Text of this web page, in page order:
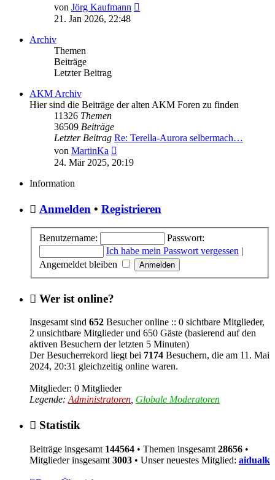
von Jörg Kaufmann
21. Jan 2026, 22:48
Archiv
Themen
Beiträge
Letzter Beitrag
AKM Archiv
Hier sind die Beiträge der alten AKM Foren zu finden
11326 Themen
36509 Beiträge
Letzter Beitrag Re: Terella-Aurora selbermach…
von MartinKa
Beitrag
24. Mär 2025, 20:19
Information
Anmelden • Registrieren
Benutzername:
Passwort:
Ich habe mein Passwort vergessen |
Angemeldet bleiben
Wer ist online?
Insgesamt sind 652 Besucher online :: 0 sichtbare Mitglieder,
2 unsichtbare Mitglieder und 650 Gäste (basierend auf den
aktiven Besuchern der letzten 5 Minuten)
Der Besucherrekord liegt bei 7174 Besuchern, die am 11. Mai
2024, 20:31 gleichzeitig online waren.
Mitglieder: 0 Mitglieder
Legende: Administratoren Globale Moderatoren
Statistik
Beiträge insgesamt 144564 • Themen insgesamt 28656 •
Mitglieder insgesamt 3003 • Unser neuestes Mitglied: aidualk